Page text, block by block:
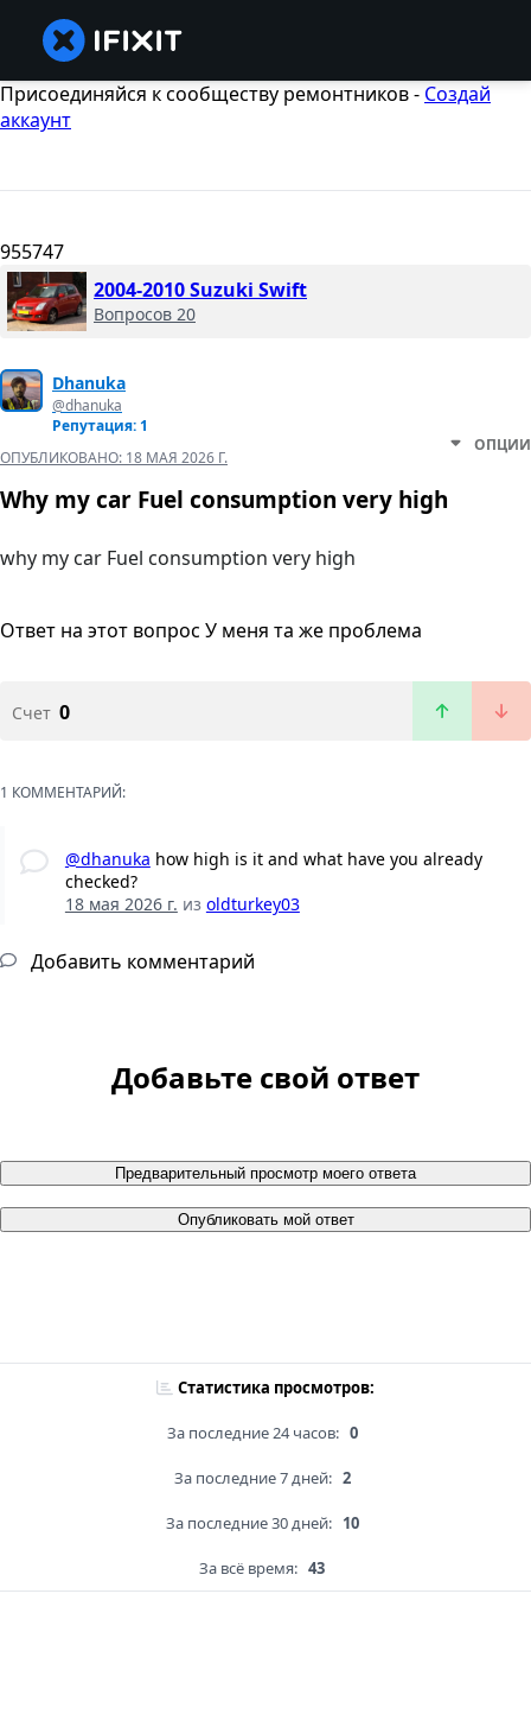
Присоединяйся к сообществу ремонтников - Создай
аккаунт
955747
2004-2010 Suzuki Swift
Вопросов 20
Dhanuka
@dhanuka
Репутация: 1
ОПУБЛИКОВАНО: 18 МАЯ 2026 Г.
ОПЦИИ
Why my car Fuel consumption very high
why my car Fuel consumption very high
Ответ на этот вопрос У меня та же проблема
Счет 0
1 КОММЕНТАРИЙ:
@dhanuka how high is it and what have you already
checked?
18 мая 2026 г. из oldturkey03
Добавить комментарий
Добавьте свой ответ
Предварительный просмотр моего ответа
Опубликовать мой ответ
Статистика просмотров:
За последние 24 часов: 0
За последние 7 дней: 2
За последние 30 дней: 10
За всё время: 43